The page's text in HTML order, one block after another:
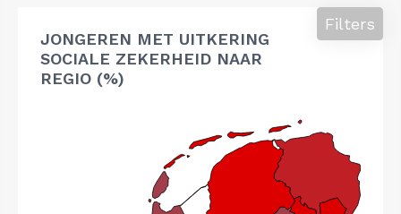
JONGEREN MET UITKERING
SOCIALE ZEKERHEID NAAR
REGIO (%)
Filters